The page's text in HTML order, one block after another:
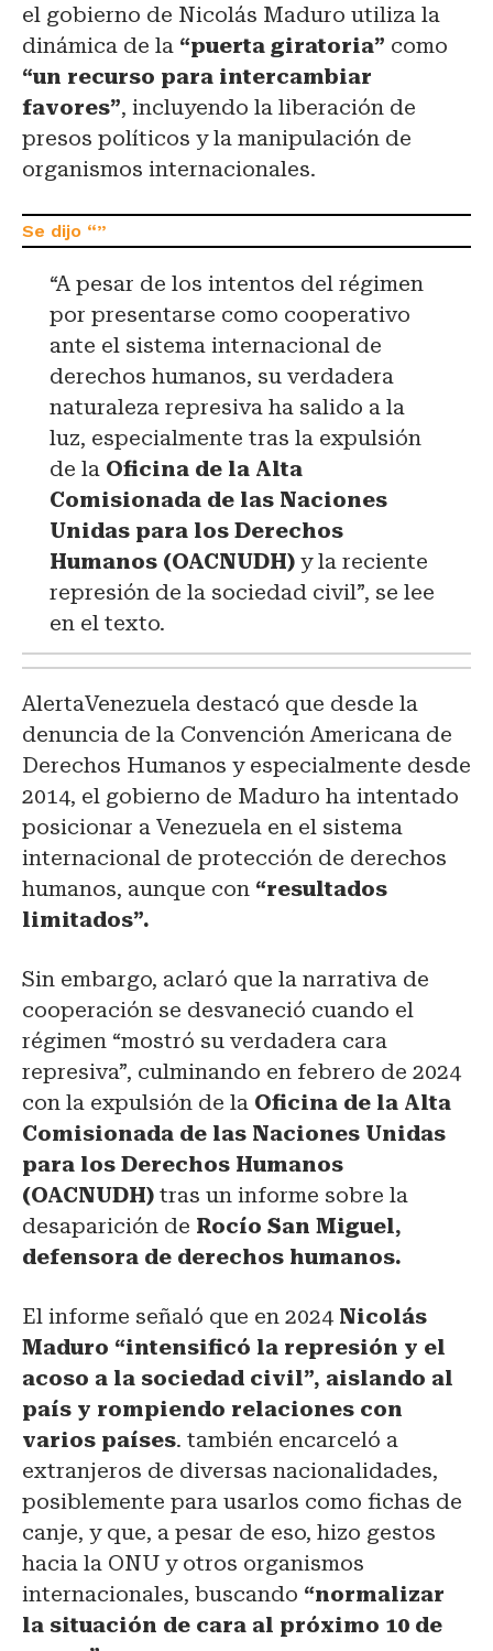
el gobierno de Nicolás Maduro utiliza la
dinámica de la “puerta giratoria” como
“un recurso para intercambiar
favores”, incluyendo la liberación de
presos políticos y la manipulación de
organismos internacionales.
“A pesar de los intentos del régimen
por presentarse como cooperativo
ante el sistema internacional de
derechos humanos, su verdadera
naturaleza represiva ha salido a la
luz, especialmente tras la expulsión
de la Oficina de la Alta
Comisionada de las Naciones
Unidas para los Derechos
Humanos (OACNUDH) y la reciente
represión de la sociedad civil”, se lee
en el texto.
AlertaVenezuela destacó que desde la
denuncia de la Convención Americana de
Derechos Humanos y especialmente desde
2014, el gobierno de Maduro ha intentado
posicionar a Venezuela en el sistema
internacional de protección de derechos
humanos, aunque con “resultados
limitados”.
Sin embargo, aclaró que la narrativa de
cooperación se desvaneció cuando el
régimen “mostró su verdadera cara
represiva”, culminando en febrero de 2024
con la expulsión de la Oficina de la Alta
Comisionada de las Naciones Unidas
para los Derechos Humanos
(OACNUDH) tras un informe sobre la
desaparición de Rocío San Miguel,
defensora de derechos humanos.
El informe señaló que en 2024 Nicolás
Maduro “intensificó la represión y el
acoso a la sociedad civil”, aislando al
país y rompiendo relaciones con
varios países. también encarceló a
extranjeros de diversas nacionalidades,
posiblemente para usarlos como fichas de
canje, y que, a pesar de eso, hizo gestos
hacia la ONU y otros organismos
internacionales, buscando “normalizar
la situación de cara al próximo 10 de